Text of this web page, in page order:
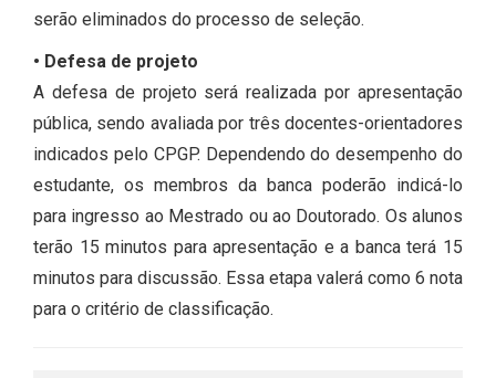
serão eliminados do processo de seleção.
• Defesa de projeto
A defesa de projeto será realizada por apresentação
pública, sendo avaliada por três docentes-orientadores
indicados pelo CPGP. Dependendo do desempenho do
estudante, os membros da banca poderão indicá-lo
para ingresso ao Mestrado ou ao Doutorado. Os alunos
terão 15 minutos para apresentação e a banca terá 15
minutos para discussão. Essa etapa valerá como 6 nota
para o critério de classificação.